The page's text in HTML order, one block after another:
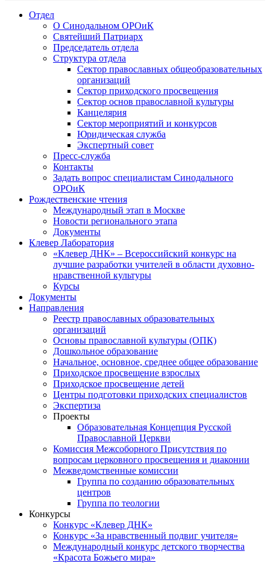
Отдел
О Синодальном ОРОиК
Святейший Патриарх
Председатель отдела
Структура отдела
Сектор православных общеобразовательных
организаций
Сектор приходского просвещения
Сектор основ православной культуры
Канцелярия
Сектор мероприятий и конкурсов
Юридическая служба
Экспертный совет
Пресс-служба
Контакты
Задать вопрос специалистам Синодального
ОРОиК
Рождественские чтения
Международный этап в Москве
Новости регионального этапа
Документы
Клевер Лаборатория
«Клевер ДНК» – Всероссийский конкурс на
лучшие разработки учителей в области духовно-
нравственной культуры
Курсы
Документы
Направления
Реестр православных образовательных
организаций
Основы православной культуры (ОПК)
Дошкольное образование
Начальное, основное, среднее общее образование
Приходское просвещение взрослых
Приходское просвещение детей
Центры подготовки приходских специалистов
Экспертиза
Проекты
Образовательная Концепция Русской
Православной Церкви
Комиссия Межсоборного Присутствия по
вопросам церковного просвещения и диаконии
Межведомственные комиссии
Группа по созданию образовательных
центров
Группа по теологии
Конкурсы
Конкурс «Клевер ДНК»
Конкурс «За нравственный подвиг учителя»
Международный конкурс детского творчества
«Красота Божьего мира»